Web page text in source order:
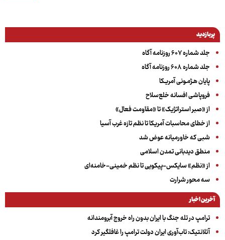
پربازدید
جلد شماره ۶۰۷ روزنامه آگاه
جلد شماره ۶۰۸ روزنامه آگاه
پایان هـژمـونی آمریـکا
فروپاشی افسانه خلع‌سلاح
از «صبر استراتژیک» تا «مقاومت فعال»
از خطای محاسبات آمریکا تا نظم تازه غرب آسیا
شبی که خاورمیانه عوض شد
منطق دیدبانی تمدن اسلامی
از «نظم» سایکس-پیکویی تا نظم خمینی-خامنه‌ای
سه‌ محور شرارت
آخرین اخبار
ترامپ در تله جنگ با ایران بدون راه خروج آبرومندانه
آتلانتیک: تاب‌آوری ایران دولت ترامپ را غافلگیر کرد